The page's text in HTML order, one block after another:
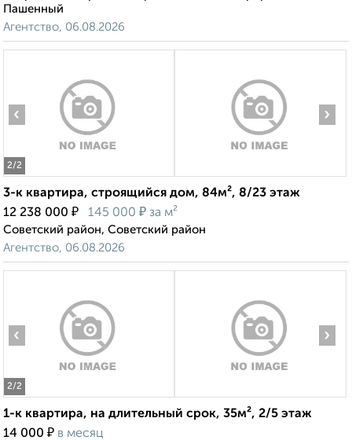
Пашенный
Агентство, 06.08.2026
2/2
‹ ›
3-к квартира, строящийся дом, 84м², 8/23 этаж
12 238 000 ₽ 145 000 ₽ за м²
Советский район, Советский район
Агентство, 06.08.2026
2/2
‹ ›
1-к квартира, на длительный срок, 35м², 2/5 этаж
14 000 ₽ в месяц